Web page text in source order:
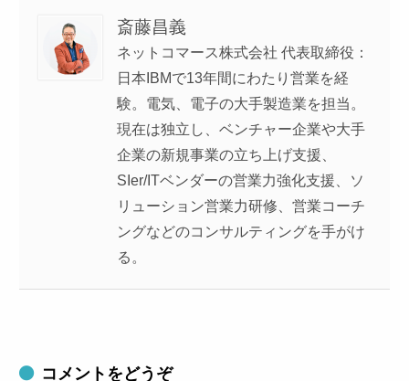
斎藤昌義
ネットコマース株式会社 代表取締役：
日本IBMで13年間にわたり営業を経
験。電気、電子の大手製造業を担当。
現在は独立し、ベンチャー企業や大手
企業の新規事業の立ち上げ支援、
SIer/ITベンダーの営業力強化支援、ソ
リューション営業力研修、営業コーチ
ングなどのコンサルティングを手がけ
る。
コメントをどうぞ